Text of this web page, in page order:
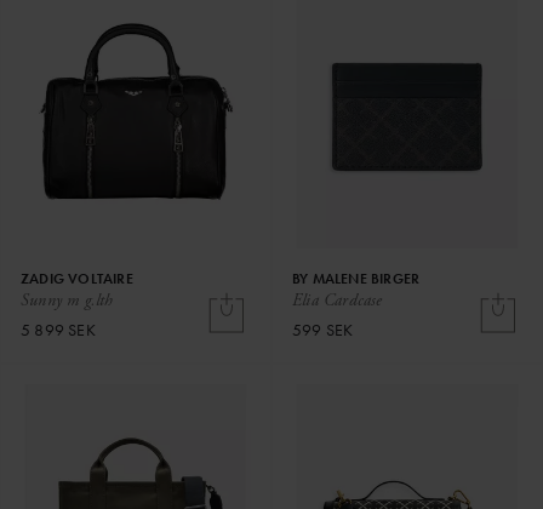
Sunny m g.lth
ZADIG VOLTAIRE
5 899 SEK
Elia Cardcase
BY MALENE BIRGER
599 SEK